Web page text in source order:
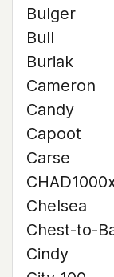
Bulger
Bull
Buriak
Cameron
Candy
Capoot
Carse
Chelsea
Chest-to-
Cindy